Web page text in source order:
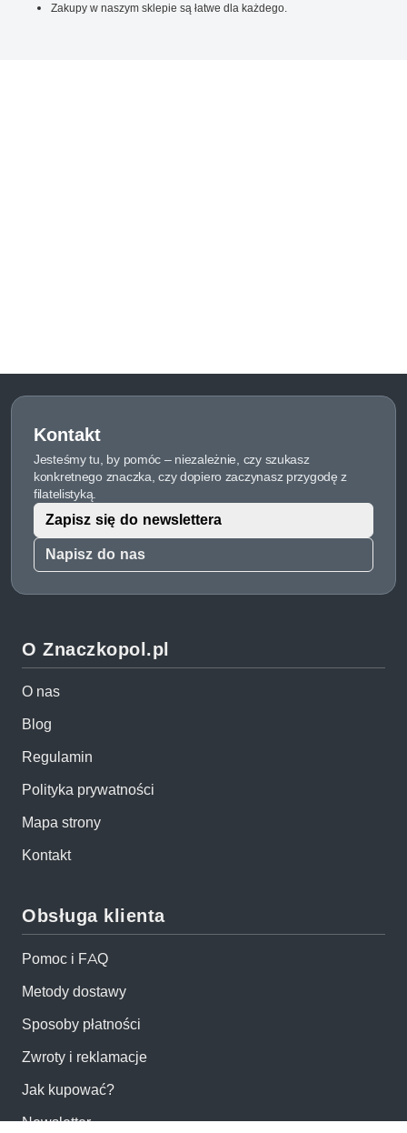
Zakupy w naszym sklepie są łatwe dla każdego.
Kontakt
Jesteśmy tu, by pomóc – niezależnie, czy szukasz
konkretnego znaczka, czy dopiero zaczynasz przygodę z
filatelistyką.
Napisz do nas
Zapisz się do newslettera
O Znaczkopol.pl
O nas
Blog
Regulamin
Polityka prywatności
Mapa strony
Kontakt
Obsługa klienta
Pomoc i FAQ
Metody dostawy
Sposoby płatności
Zwroty i reklamacje
Jak kupować?
Newsletter